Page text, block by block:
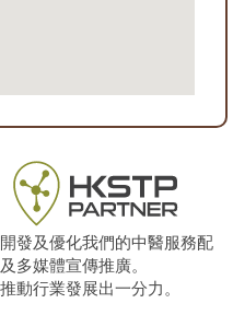
發及優化我們的中醫服務配
多媒體宣傳推廣。
動行業發展出一分力。